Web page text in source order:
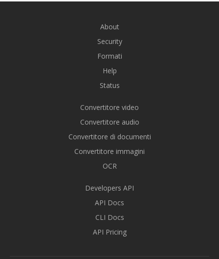
About
Security
Formati
Help
Status
Convertitore video
Convertitore audio
Convertitore di documenti
Convertitore immagini
OCR
Developers API
API Docs
CLI Docs
API Pricing